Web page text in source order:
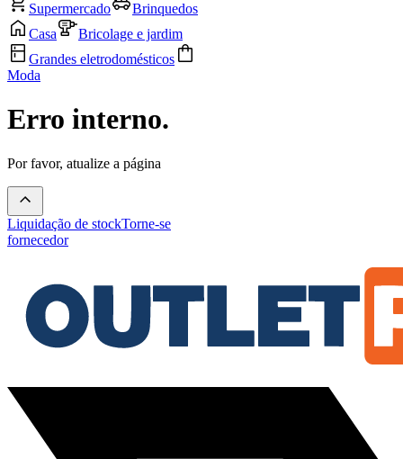
Supermercado
Brinquedos
Casa
Bricolage e jardim
Grandes eletrodomésticos
Moda
Erro interno.
Por favor, atualize a página
Liquidação de stockTorne-se
fornecedor